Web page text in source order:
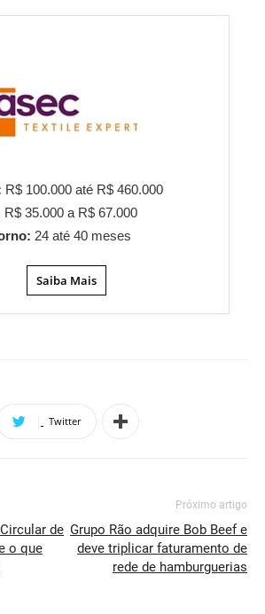
R$ 100.000 até R$ 460.000
R$ 35.000 a R$ 67.000
24 até 40 meses
Saiba Mais
Twitter
de
o que
Próximo artigo
Grupo Rão adquire Bob Beef e
deve triplicar faturamento de
rede de hamburguerias